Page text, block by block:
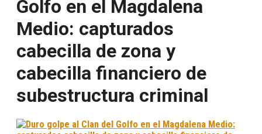
Golfo en el Magdalena
Medio: capturados
cabecilla de zona y
cabecilla financiero de
subestructura criminal